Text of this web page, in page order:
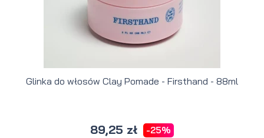
Glinka do włosów Clay Pomade - Firsthand - 88ml
89,25 zł -25%